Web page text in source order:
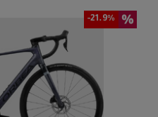
-21.9%